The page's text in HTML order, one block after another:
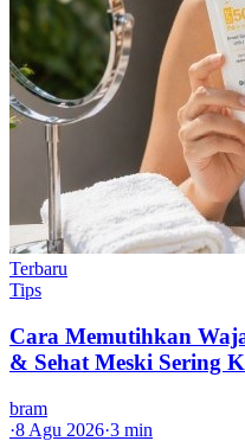
Terbaru
Tips
Cara Memutihkan
& Sehat Meski Sering
bram
·8 Agu 2026·3 min